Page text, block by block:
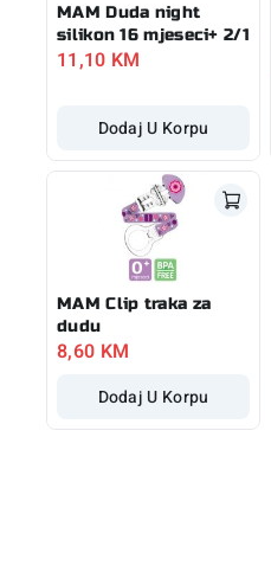
MAM Duda night
silikon 16 mjeseci+ 2/1
11,10 KM
Dodaj U Korpu
MAM Clip traka za
dudu
8,60 KM
Dodaj U Korpu